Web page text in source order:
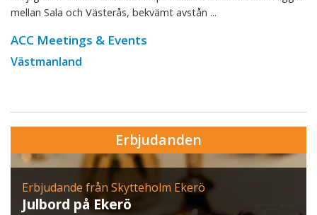
mellan Sala och Västerås, bekvämt avstån ...
ACC Meetings & Events
Västmanland
Erbjudanden
Erbjudande från Skytteholm Ekerö
Julbord på Ekerö